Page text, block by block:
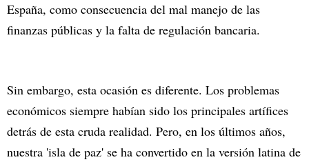
España, como consecuencia del mal manejo de las
finanzas públicas y la falta de regulación bancaria.
Sin embargo, esta ocasión es diferente. Los problemas
económicos siempre habían sido los principales artífices
detrás de esta cruda realidad. Pero, en los últimos años,
nuestra 'isla de paz' se ha convertido en la versión latina de